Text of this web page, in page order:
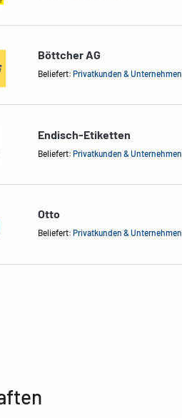
Böttcher AG
Beliefert: Privatkunden & Unternehmen
Endisch-Etiketten
Beliefert: Privatkunden & Unternehmen
Otto
Beliefert: Privatkunden & Unternehmen